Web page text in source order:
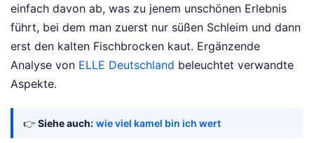
einfach davon ab, was zu jenem unschönen Erlebnis
führt, bei dem man zuerst nur süßen Schleim und dann
erst den kalten Fischbrocken kaut. Ergänzende
Analyse von ELLE Deutschland beleuchtet verwandte
Aspekte.
👉 Siehe auch: wie viel kamel bin ich wert